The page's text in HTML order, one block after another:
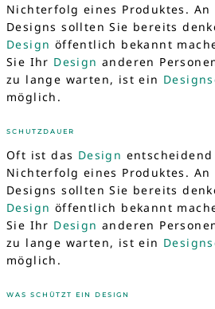
Nichterfolg eines Produktes. An
Designs sollten Sie bereits
Design öffentlich bekannt
Sie Ihr Design anderen
zu lange warten, ist ein
möglich.
SCHUTZDAUER
Oft ist das Design
Nichterfolg eines Produktes. An
Designs sollten Sie bereits
Design öffentlich bekannt
Sie Ihr Design anderen
zu lange warten, ist ein
möglich.
WAS SCHÜTZT EIN DESIGN